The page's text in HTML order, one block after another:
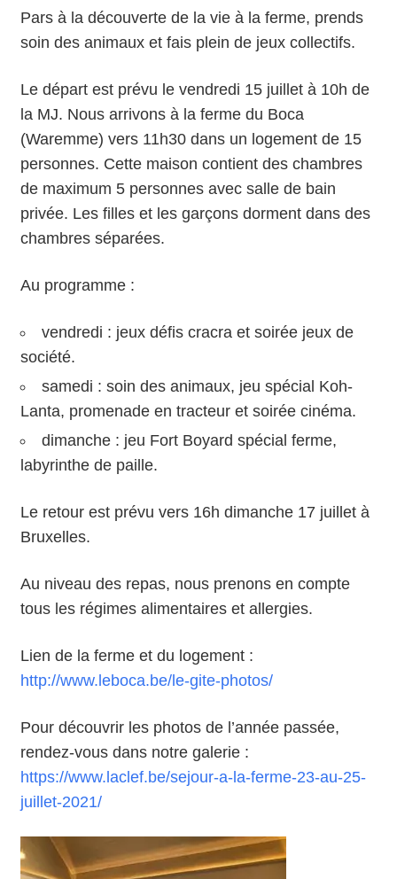
Pars à la découverte de la vie à la ferme, prends
soin des animaux et fais plein de jeux collectifs.
Le départ est prévu le vendredi 15 juillet à 10h de
la MJ. Nous arrivons à la ferme du Boca
(Waremme) vers 11h30 dans un logement de 15
personnes. Cette maison contient des chambres
de maximum 5 personnes avec salle de bain
privée. Les filles et les garçons dorment dans des
chambres séparées.
Au programme :
vendredi : jeux défis cracra et soirée jeux de
société.
samedi : soin des animaux, jeu spécial Koh-
Lanta, promenade en tracteur et soirée cinéma.
dimanche : jeu Fort Boyard spécial ferme,
labyrinthe de paille.
Le retour est prévu vers 16h dimanche 17 juillet à
Bruxelles.
Au niveau des repas, nous prenons en compte
tous les régimes alimentaires et allergies.
Lien de la ferme et du logement :
http://www.leboca.be/le-gite-photos/
Pour découvrir les photos de l’année passée,
rendez-vous dans notre galerie :
https://www.laclef.be/sejour-a-la-ferme-23-au-25-
juillet-2021/